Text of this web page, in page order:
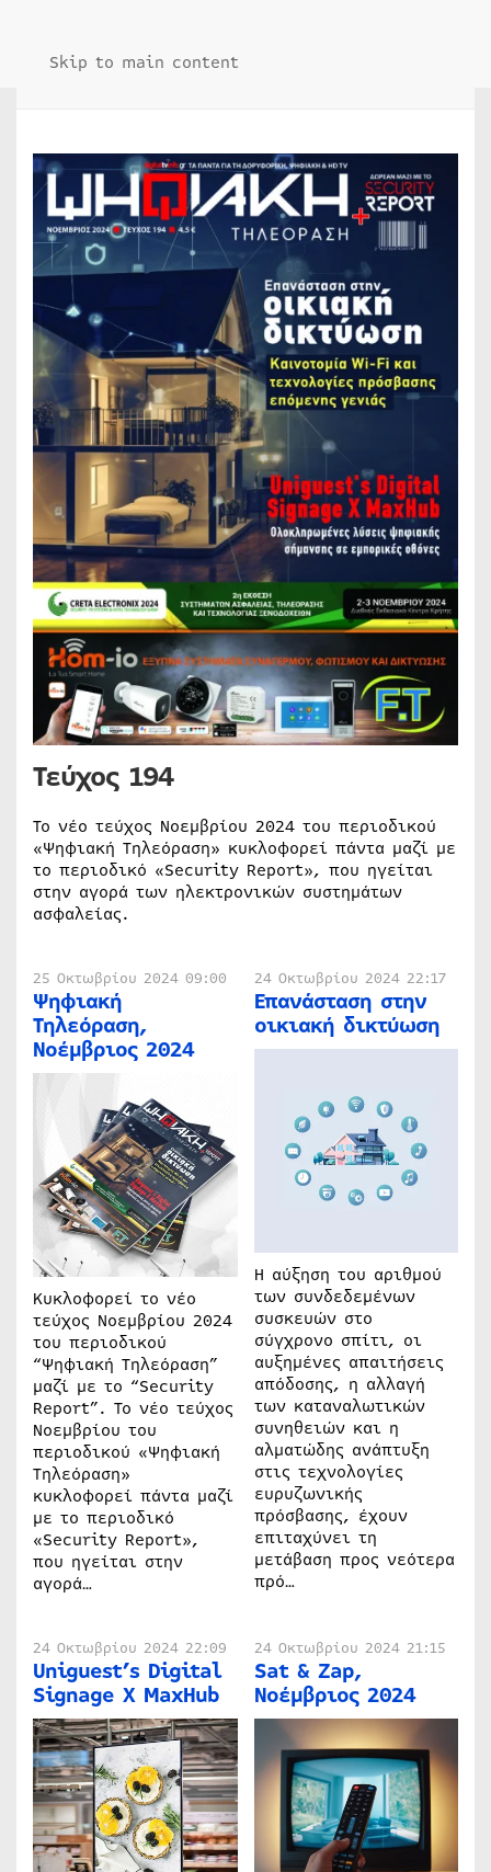
Skip to main content
Τεύχος 194
Το νέο τεύχος Νοεμβρίου 2024 του περιοδικού
«Ψηφιακή Τηλεόραση» κυκλοφορεί πάντα μαζί με
το περιοδικό «Security Report», που ηγείται
στην αγορά των ηλεκτρονικών συστημάτων
ασφαλείας.
25 Οκτωβρίου 2024 09:00
Ψηφιακή
Τηλεόραση,
Νοέμβριος 2024
Κυκλοφορεί το νέο
τεύχος Νοεμβρίου 2024
του περιοδικού
“Ψηφιακή Τηλεόραση”
μαζί με το “Security
Report”. Το νέο τεύχος
Νοεμβρίου του
περιοδικού «Ψηφιακή
Τηλεόραση»
κυκλοφορεί πάντα μαζί
με το περιοδικό
«Security Report»,
που ηγείται στην
αγορά…
24 Οκτωβρίου 2024 22:17
Επανάσταση στην
οικιακή δικτύωση
Η αύξηση του αριθμού
των συνδεδεμένων
συσκευών στο
σύγχρονο σπίτι, οι
αυξημένες απαιτήσεις
απόδοσης, η αλλαγή
των καταναλωτικών
συνηθειών και η
αλματώδης ανάπτυξη
στις τεχνολογίες
ευρυζωνικής
πρόσβασης, έχουν
επιταχύνει τη
μετάβαση προς νεότερα
πρό…
24 Οκτωβρίου 2024 22:09
Uniguest’s Digital
Signage X MaxHub
24 Οκτωβρίου 2024 21:15
Sat & Zap,
Νοέμβριος 2024